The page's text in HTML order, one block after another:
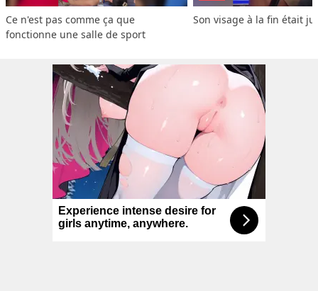
Ce n'est pas comme ça que
fonctionne une salle de sport
Son visage à la fin était